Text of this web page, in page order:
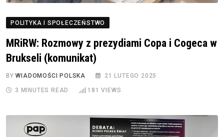
POLITYKA I SPOŁECZEŃSTWO
MRiRW: Rozmowy z prezydiami Copa i Cogeca w
Brukseli (komunikat)
BYWIADOMOŚCI POLSKA 21 LUTEGO 2025
3 MINUTES READ 181 VIEWS